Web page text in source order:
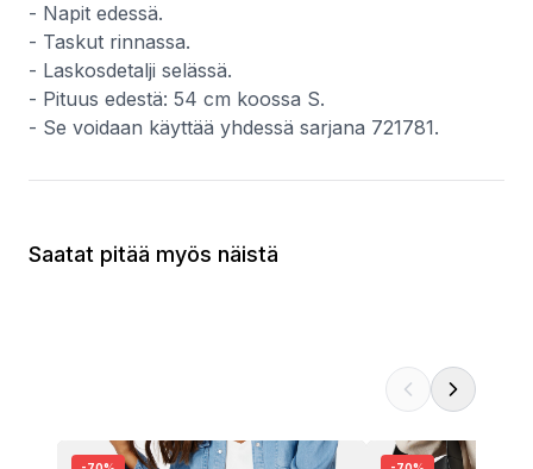
- Napit edessä.
- Taskut rinnassa.
- Laskosdetalji selässä.
- Pituus edestä: 54 cm koossa S.
- Se voidaan käyttää yhdessä sarjana 721781.
Saatat pitää myös näistä